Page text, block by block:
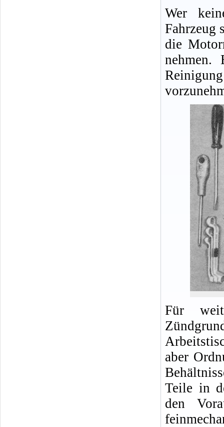
Wer
Fahrzeug
die
nehmen.
Für
aber
Teile in
den